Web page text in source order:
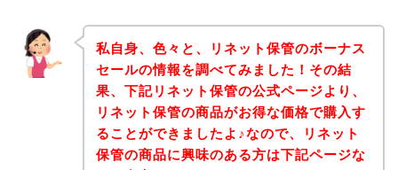
私自身、色々と、リネット保管のボーナス
セールの情報を調べてみました！その結
果、下記リネット保管の公式ページより、
リネット保管の商品がお得な価格で購入す
ることができましたよ♪なので、リネット
保管の商品に興味のある方は下記ページな